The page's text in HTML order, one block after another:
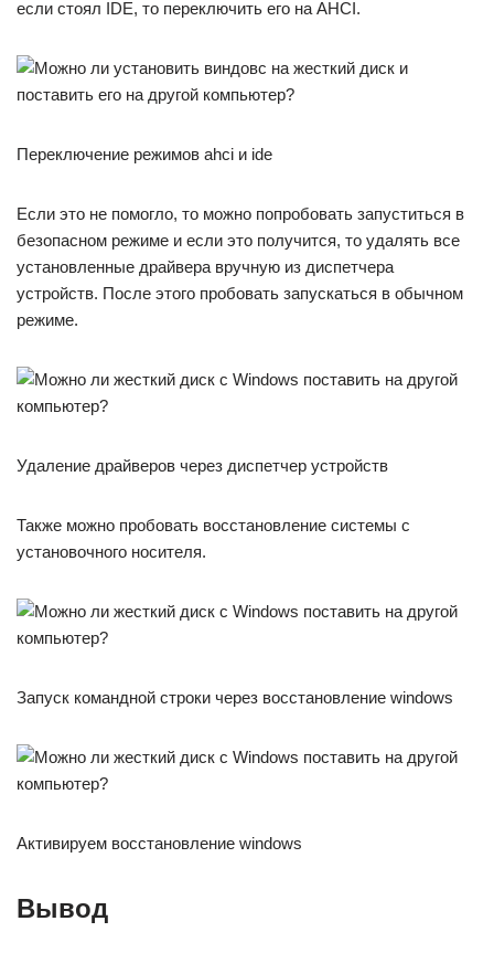
если стоял IDE, то переключить его на AHCI.
Переключение режимов ahci и ide
Если это не помогло, то можно попробовать запуститься в
безопасном режиме и если это получится, то удалять все
установленные драйвера вручную из диспетчера
устройств. После этого пробовать запускаться в обычном
режиме.
Удаление драйверов через диспетчер устройств
Также можно пробовать восстановление системы с
установочного носителя.
Запуск командной строки через восстановление windows
Активируем восстановление windows
Вывод